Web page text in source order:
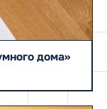
дома»